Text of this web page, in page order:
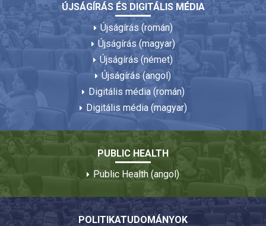
ÚJSÁGÍRÁS ÉS DIGITÁLIS MÉDIA
Újságírás (román)
Újságírás (magyar)
Újságírás (német)
Újságírás (angol)
Digitális média (román)
Digitális média (magyar)
PUBLIC HEALTH
Public Health (angol)
POLITIKATUDOMÁNYOK